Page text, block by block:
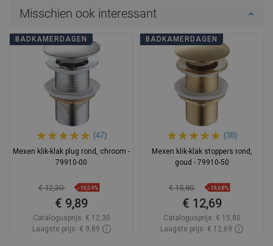
Misschien ook interessant
BADKAMERDAGEN
(47)
Mexen klik-klak plug rond, chroom -
79910-00
€ 12,30 -19,59%
€ 9,89
Catalogusprijs: € 12,30
Laagste prijs: € 9,89
BADKAMERDAGEN
(38)
Mexen klik-klak stoppers rond,
goud - 79910-50
€ 15,80 -19,68%
€ 12,69
Catalogusprijs: € 15,80
Laagste prijs: € 12,69